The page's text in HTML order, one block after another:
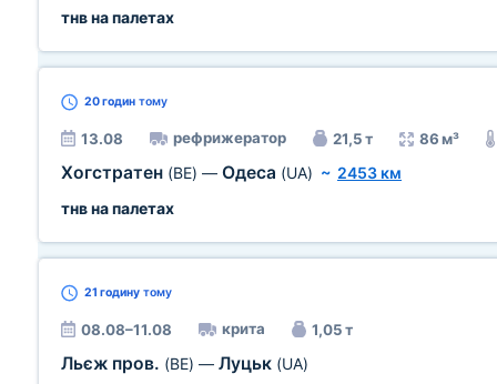
тнв на палетах
20 годин тому
13.08 рефрижератор 21,5 т 86 м³
Хогстратен (BE) — Одеса (UA) ~ 2453 км
тнв на палетах
21 годину тому
08.08–11.08 крита 1,05 т
Льєж пров. (BE) — Луцьк (UA)